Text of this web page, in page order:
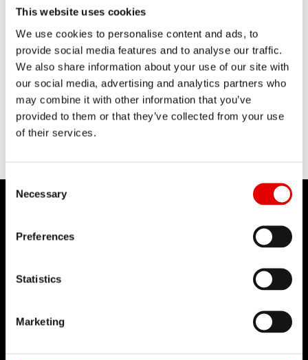
This website uses cookies
We use cookies to personalise content and ads, to
provide social media features and to analyse our traffic.
We also share information about your use of our site with
our social media, advertising and analytics partners who
may combine it with other information that you’ve
provided to them or that they’ve collected from your use
of their services.
Consent Selection
Necessary
Preferences
Statistics
Marketing
TECHNOLOGIE
L’ingénierie est un art qui nous passionne
et nous cultivons l’excellence dans notre
processus de développement de produits.
Notre idée maîtresse : repousser sans
cesse les limites technologiques.